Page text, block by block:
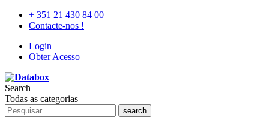
+ 351 21 430 84 00
Contacte-nos !
Login
Obter Acesso
Search
Todas as categorias
search